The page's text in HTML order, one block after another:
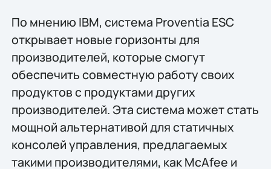
По мнению IBM, система Proventia ESC
открывает новые горизонты для
производителей, которые смогут
обеспечить совместную работу своих
продуктов с продуктами других
производителей. Эта система может стать
мощной альтернативой для статичных
консолей управления, предлагаемых
такими производителями, как McAfee и